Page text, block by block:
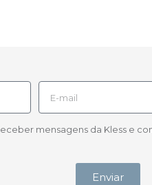
mensagens da Kless e
Enviar